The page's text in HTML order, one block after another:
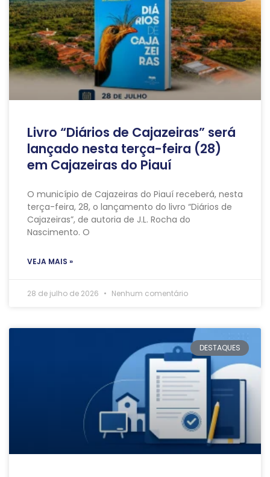
Livro “Diários de Cajazeiras” será
lançado nesta terça-feira (28)
em Cajazeiras do Piauí
O município de Cajazeiras do Piauí receberá, nesta
terça-feira, 28, o lançamento do livro “Diários de
Cajazeiras”, de autoria de J.L. Rocha do
Nascimento. O
VEJA MAIS »
28 de julho de 2026 Nenhum comentário
DESTAQUES